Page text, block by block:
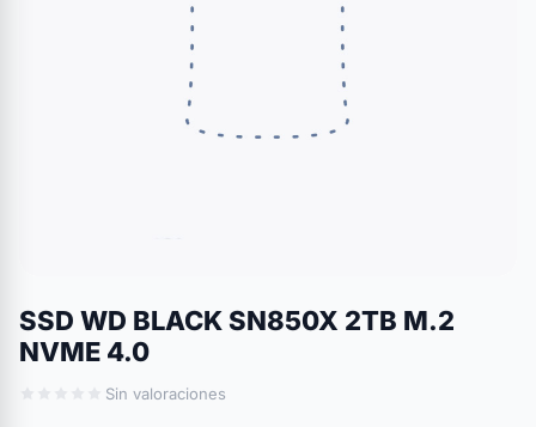
SSD WD BLACK SN850X 2TB M.2
NVME 4.0
Sin valoraciones